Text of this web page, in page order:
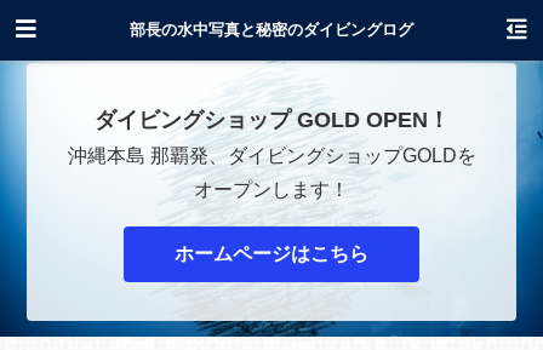
沖縄でダイビングショップOPENします！
ダイビングショップ GOLD OPEN！
沖縄本島 那覇発、ダイビングショップGOLDを
オープンします！
ホームページはこちら
部長の水中写真と秘密のダイビングログ